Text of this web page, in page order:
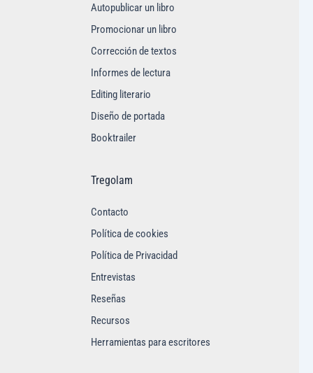
Autopublicar un libro
Promocionar un libro
Corrección de textos
Informes de lectura
Editing literario
Diseño de portada
Booktrailer
Tregolam
Contacto
Política de cookies
Política de Privacidad
Entrevistas
Reseñas
Recursos
Herramientas para escritores